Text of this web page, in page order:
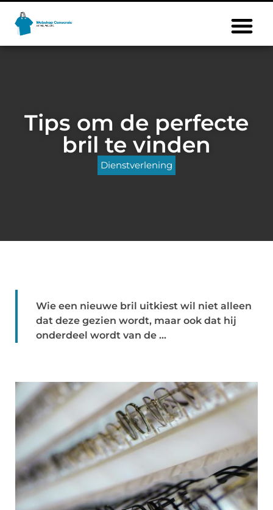
Tips om de perfecte
bril te vinden
Dienstverlening
Wie een nieuwe bril uitkiest wil niet alleen
dat deze gezien wordt, maar ook dat hij
onderdeel wordt van de ...